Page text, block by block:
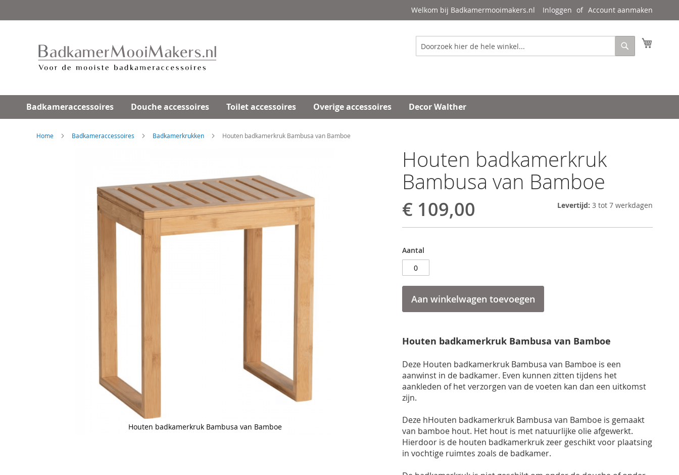
direct
inhoud
Welkom bij Badkamermooimakers.nl Inloggen Account aanmaken
Zoeken
Zoeken
Badkameraccessoires Douche accessoires Toilet accessoires Overige accessoires Decor Walther
Home Badkameraccessoires Badkamerkrukken Houten badkamerkruk Bambusa van Bamboe
Houten badkamerkruk
Bambusa van Bamboe
€ 109,00 Levertijd: 3 tot 7 werkdagen
Aantal
Aan winkelwagen toevoegen
Houten badkamerkruk Bambusa van Bamboe
Deze Houten badkamerkruk Bambusa van Bamboe is een
aanwinst in de badkamer. Even kunnen zitten tijdens het
aankleden of het verzorgen van de voeten kan dan een uitkomst
zijn.
Deze hHouten badkamerkruk Bambusa van Bamboe is gemaakt
van bamboe hout. Het hout is met natuurlijke olie afgewerkt.
Hierdoor is de houten badkamerkruk zeer geschikt voor plaatsing
in vochtige ruimtes zoals de badkamer.
Houten badkamerkruk Bambusa van Bamboe